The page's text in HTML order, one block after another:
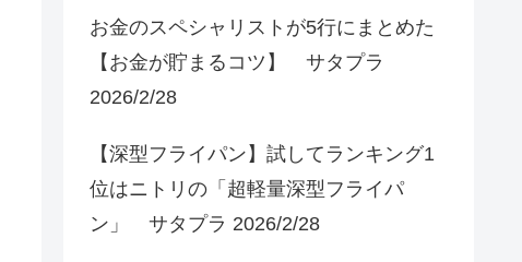
お金のスペシャリストが5行にまとめた
【お金が貯まるコツ】 サタプラ
2026/2/28
【深型フライパン】試してランキング1
位はニトリの「超軽量深型フライパ
ン」 サタプラ 2026/2/28